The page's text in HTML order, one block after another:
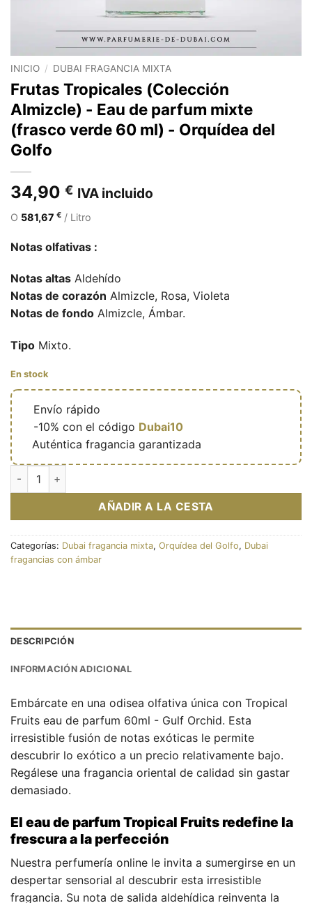
INICIO / DUBAI FRAGANCIA MIXTA
Frutas Tropicales (Colección
Almizcle) - Eau de parfum mixte
(frasco verde 60 ml) - Orquídea del
Golfo
34,90 € IVA incluido
O 581,67 € / Litro
Notas olfativas :
Notas altas Aldehído
Notas de corazón Almizcle, Rosa, Violeta
Notas de fondo Almizcle, Ámbar.
Tipo Mixto.
En stock
Envío rápido
-10% con el código Dubai10
Auténtica fragancia garantizada
Tropical Fruits (Musk Collection) - Eau de parfum mixte
AÑADIR A LA CESTA
Categorías: Dubai fragancia mixta, Orquídea del Golfo, Dubai
fragancias con ámbar
DESCRIPCIÓN
INFORMACIÓN ADICIONAL
Embárcate en una odisea olfativa única con Tropical
Fruits eau de parfum 60ml - Gulf Orchid. Esta
irresistible fusión de notas exóticas le permite
descubrir lo exótico a un precio relativamente bajo.
Regálese una fragancia oriental de calidad sin gastar
demasiado.
El eau de parfum Tropical Fruits redefine la
frescura a la perfección
Nuestra perfumería online le invita a sumergirse en un
despertar sensorial al descubrir esta irresistible
fragancia. Su nota de salida aldehídica reinventa la